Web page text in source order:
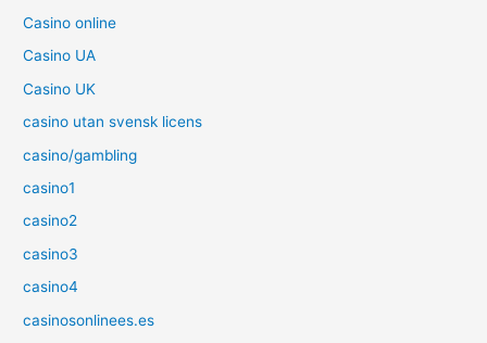
Casino online
Casino UA
Casino UK
casino utan svensk licens
casino/gambling
casino1
casino2
casino3
casino4
casinosonlinees.es